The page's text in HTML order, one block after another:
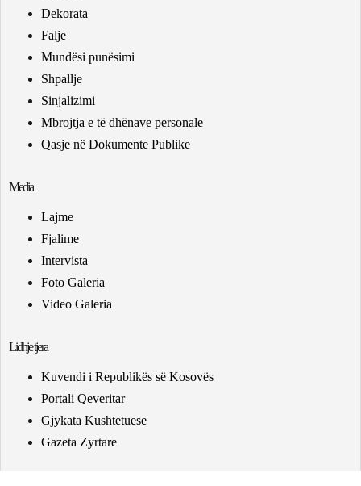
Dekorata
Falje
Mundësi punësimi
Shpallje
Sinjalizimi
Mbrojtja e të dhënave personale
Qasje në Dokumente Publike
Media
Lajme
Fjalime
Intervista
Foto Galeria
Video Galeria
Lidhje tjera
Kuvendi i Republikës së Kosovës
Portali Qeveritar
Gjykata Kushtetuese
Gazeta Zyrtare